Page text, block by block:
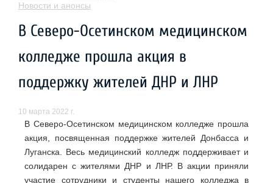
Новости и анонсы
В Северо-Осетинском медицинском
колледже прошла акция в
поддержку жителей ДНР и ЛНР
10 марта 2022 г.
В Северо-Осетинском медицинском колледже прошла
акция, посвященная поддержке жителей Донбасса и
Луганска. Весь медицинский колледж поддерживает и
солидарен с жителями ДНР и ЛНР. В акции приняли
участие сотрудники и студенты нашего колледжа в